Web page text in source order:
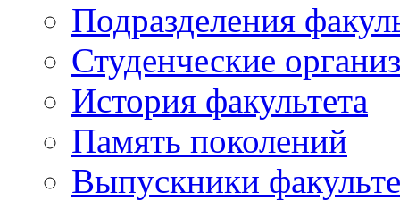
Подразделения
Студенческие
История факультета
Память поколений
Выпускники